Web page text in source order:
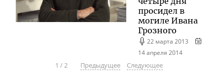
просидел в
могиле Ивана
Грозного
22 марта 2013
14 апреля 2014
1 /2 Предыдущее
Следующее